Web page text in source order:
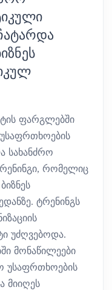
ფარგლებში
სახანძრო
რომელიც
ტრენინგს
უძღვებოდა.
მონაწილეები
უსაფრთხოების
მიიღეს